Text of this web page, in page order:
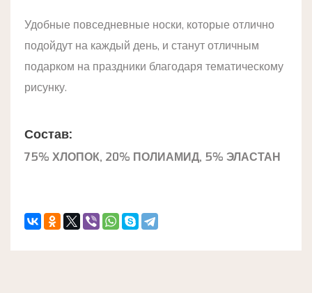
Удобные повседневные носки, которые отлично
подойдут на каждый день, и станут отличным
подарком на праздники благодаря тематическому
рисунку.
Состав:
75% ХЛОПОК, 20% ПОЛИАМИД, 5% ЭЛАСТАН